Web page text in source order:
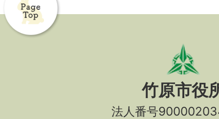
竹原市役
法人番号